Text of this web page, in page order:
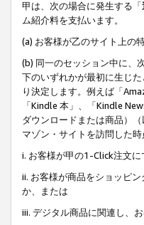
甲は、次の場合に発生する「
ム紹介料を支払います。
(a) お客様が乙のサイト上の
(b) 同一のセッション中に、
下のいずれかが最初に生じ
り決定します。例えば「
「Kindle 本」、「Kindle
ダウンロードまたは商品）（
マゾン・サイトを訪問した
i. お客様が甲の1-Click注文に
ii. お客様が商品をショッピ
か、または
iii. デジタル商品に関連し、